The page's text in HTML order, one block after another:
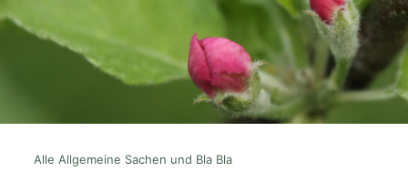
Alle Allgemeine Sachen und Bla Bla